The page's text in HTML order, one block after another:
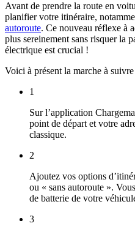
Avant de prendre la route en
planifier votre itinéraire,
autoroute. Ce nouveau réflexe à
plus sereinement sans risquer la
électrique est crucial !
Voici à présent la marche à
1
Sur l’application
point de départ et votre
classique.
2
Ajoutez vos options
ou « sans autoroute ».
de batterie de votre
3